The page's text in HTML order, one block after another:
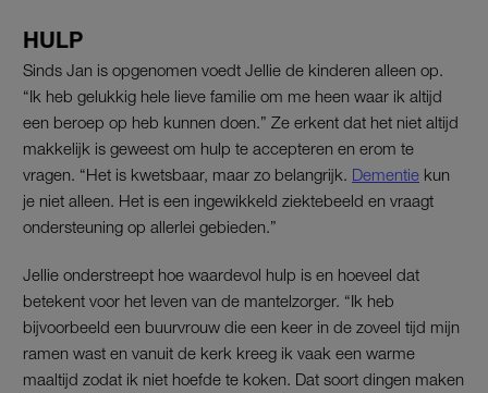
HULP
Sinds Jan is opgenomen voedt Jellie de kinderen alleen op.
“Ik heb gelukkig hele lieve familie om me heen waar ik altijd
een beroep op heb kunnen doen.” Ze erkent dat het niet altijd
makkelijk is geweest om hulp te accepteren en erom te
vragen. “Het is kwetsbaar, maar zo belangrijk. Dementie kun
je niet alleen. Het is een ingewikkeld ziektebeeld en vraagt
ondersteuning op allerlei gebieden.”
Jellie onderstreept hoe waardevol hulp is en hoeveel dat
betekent voor het leven van de mantelzorger. “Ik heb
bijvoorbeeld een buurvrouw die een keer in de zoveel tijd mijn
ramen wast en vanuit de kerk kreeg ik vaak een warme
maaltijd zodat ik niet hoefde te koken. Dat soort dingen maken